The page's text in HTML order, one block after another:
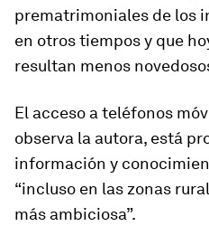
prematrimoniales de los
en otros tiempos y que
resultan menos
El acceso a teléfonos
observa la autora, está
información y
“incluso en las zonas
más ambiciosa”.